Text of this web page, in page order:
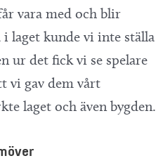
vara med och blir
laget kunde vi inte ställa
ur det fick vi se spelare
vi gav dem vårt
laget och även bygden.